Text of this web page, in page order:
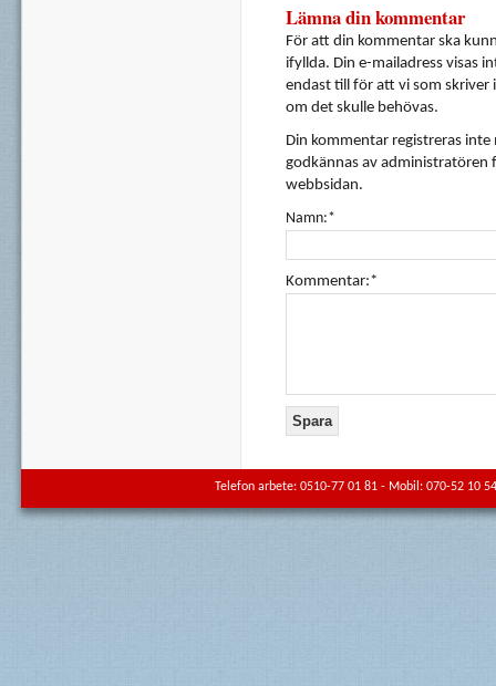
Lämna din kommentar
För att din kommentar ska
ifyllda. Din e-mailadress visas
endast till för att vi som skriver
om det skulle behövas.
Din kommentar registreras
godkännas av administratören
webbsidan.
Namn:*
Kommentar:*
Telefon arbete: 0510-77 01 81 - Mobil: 070-52 10